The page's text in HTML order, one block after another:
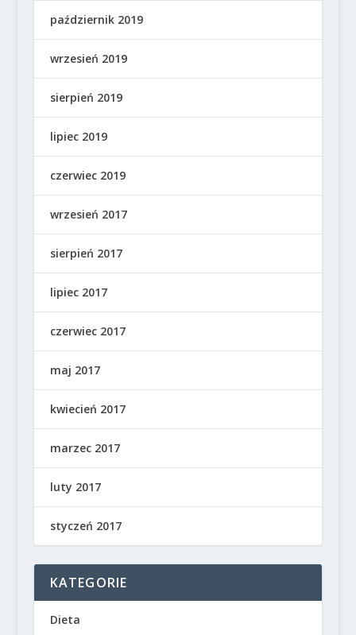
październik 2019
wrzesień 2019
sierpień 2019
lipiec 2019
czerwiec 2019
wrzesień 2017
sierpień 2017
lipiec 2017
czerwiec 2017
maj 2017
kwiecień 2017
marzec 2017
luty 2017
styczeń 2017
KATEGORIE
Dieta